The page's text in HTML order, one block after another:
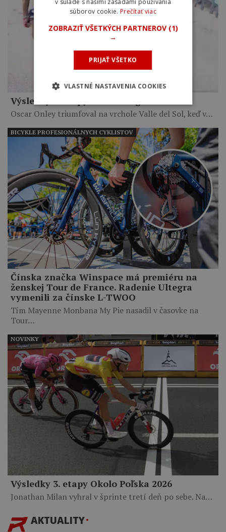
Výsledky 2. etapy Okolo Burgosu 2026
Oscar Onley triumfoval na vrchole Valle del Sol, keď v…
Čínska značka Winspace má premiéru na
ženskej Tour de France. Radenie Ultegra
vymenili za čínske L-TWOO
Tím Mayenne Monbana My Pie nasadil v časovke na
Tour…
BICYKLE PROFESIONÁLNYCH CYKLISTOV
Výsledky 3. etapy Okolo Poľska 2026
Jonathan Milan vyhral v šprinte tretí deň po sebe. Na…
NOVINKY
AKTUALITY
súborov cookie. Prečítať viac
ZOBRAZIŤ VŠETKÝCH PARTNEROV (1)
→
PRIJAŤ VŠETKO
VLASTNÉ NASTAVENIA COOKIES